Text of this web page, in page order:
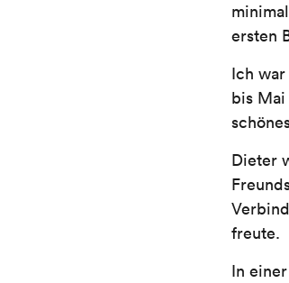
ersten
Ich
bis Mai
Dieter
freute.
In